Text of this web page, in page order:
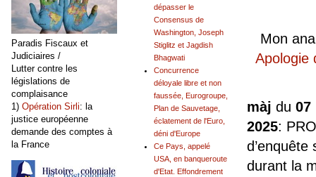
Mon
Apologie
màj du 07
2025:
durant la
dépasser le
Consensus de
Washington, Joseph
Stiglitz et Jagdish
Bhagwati
Concurrence
déloyale libre et non
faussée, Eurogroupe,
Plan de Sauvetage,
éclatement de l'Euro,
déni d'Europe
Ce Pays, appelé
USA, en banqueroute
d'Etat. Effondrement
Paradis Fiscaux et
Judiciaires /
Lutter contre les
législations de
complaisance
1) Opération Sirli: la
justice européenne
demande des comptes à
la France